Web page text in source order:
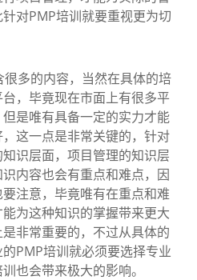
对PMP培训就要重视更为切
多的内容，当然在具体的培
，毕竟现在市面上有很多平
是唯有具备一定的实力才能
这一点是非常关键的，针对
识层面，项目管理的知识层
内容也会有重点和难点，因
注意，毕竟唯有在重点和难
为这种知识的掌握带来更大
非常重要的，不过从具体的
PMP培训就必须要选择专业
也会带来极大的影响。